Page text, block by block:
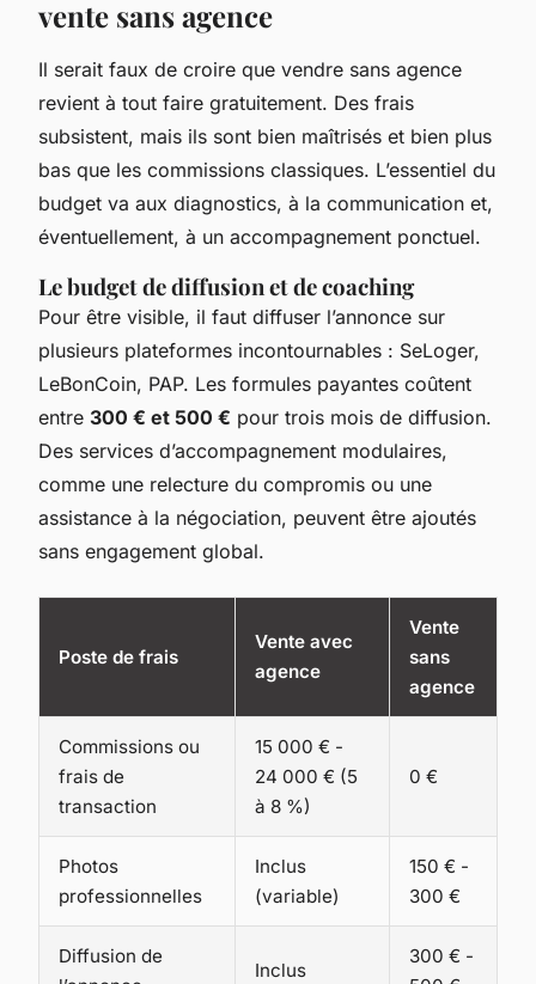
vente sans agence
Il serait faux de croire que vendre sans agence
revient à tout faire gratuitement. Des frais
subsistent, mais ils sont bien maîtrisés et bien plus
bas que les commissions classiques. L’essentiel du
budget va aux diagnostics, à la communication et,
éventuellement, à un accompagnement ponctuel.
Le budget de diffusion et de coaching
Pour être visible, il faut diffuser l’annonce sur
plusieurs plateformes incontournables : SeLoger,
LeBonCoin, PAP. Les formules payantes coûtent
entre 300 € et 500 € pour trois mois de diffusion.
Des services d’accompagnement modulaires,
comme une relecture du compromis ou une
assistance à la négociation, peuvent être ajoutés
sans engagement global.
Poste de frais
Vente avec
agence
Vente
sans
agence
Commissions ou
frais de
transaction
15 000 € -
24 000 € (5
à 8 %)
0 €
Photos
professionnelles
Inclus
(variable)
150 € -
300 €
Diffusion de
Inclus
300 € -